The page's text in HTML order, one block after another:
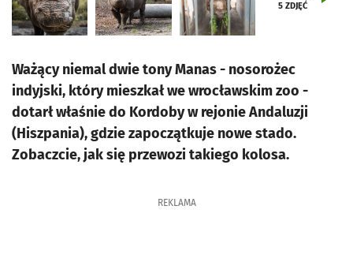
5 ZDJĘĆ
Ważący niemal dwie tony Manas - nosorożec
indyjski, który mieszkał we wrocławskim zoo -
dotarł właśnie do Kordoby w rejonie Andaluzji
(Hiszpania), gdzie zapoczątkuje nowe stado.
Zobaczcie, jak się przewozi takiego kolosa.
REKLAMA